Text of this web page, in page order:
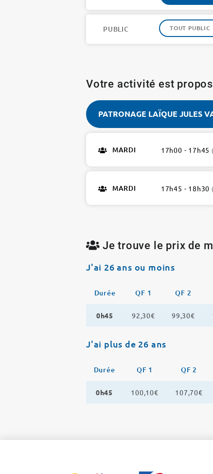
PUBLIC TOUT PUBLIC
Votre activité est
PATRONAGE LAÏQUE JULES
LAÏQUE
VALLES
MARDI 17h00 - 17h45
MARDI 17h45 - 18h30
Je trouve le prix de
J'ai 26 ans ou moins
Durée QF 1 QF 2
0h45 92,30€ 99,30€
J'ai plus de 26 ans
Durée QF 1 QF 2
0h45 100,10€ 107,70€